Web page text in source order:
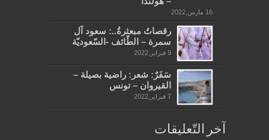
16 مارس,2022
رقصاتُ مبعثرةُ..: سعود آل
سمرة – الطّائف -السّعوديّة
9 فبراير,2022
سَفَرٌ: شعر: راضية بصيلة –
القيروان – تونس
7 فبراير,2022
آخر التّعليقات